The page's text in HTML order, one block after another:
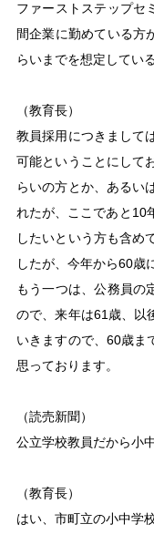
ファーストステップセ
間企業に勤めている方
らいまでを想定してい
（教育長）
教員採用につきまして
可能ということにして
らいの方とか、あるい
れたが、ここであと10
したいという方も含め
したが、今年から60歳
もう一つは、公務員の
ので、来年は61歳、以
いきますので、60歳ま
思っております。
（読売新聞）
公立学校教員だから小
（教育長）
はい、市町立の小中学